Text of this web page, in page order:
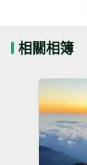
相關相簿